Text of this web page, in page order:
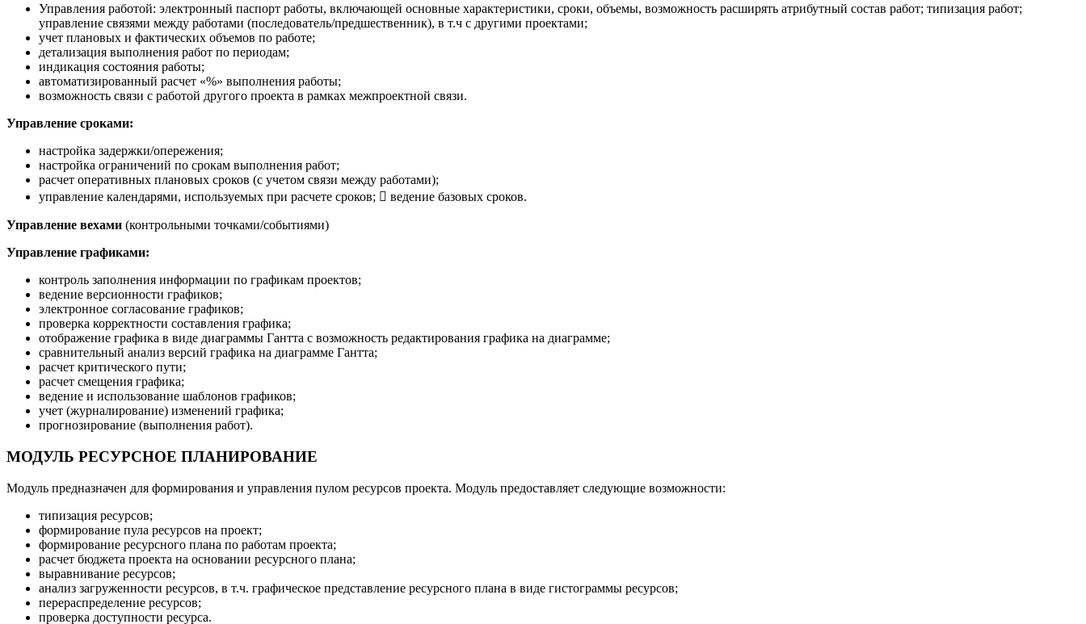
Управления работой: электронный паспорт работы, включающей основные характеристики, сроки, объемы, возможность расширять атрибутный состав работ; типизация работ;
управление связями между работами (последователь/предшественник), в т.ч с другими проектами;
учет плановых и фактических объемов по работе;
детализация выполнения работ по периодам;
индикация состояния работы;
автоматизированный расчет «%» выполнения работы;
возможность связи с работой другого проекта в рамках межпроектной связи.
Управление сроками:
настройка задержки/опережения;
настройка ограничений по срокам выполнения работ;
расчет оперативных плановых сроков (с учетом связи между работами);
управление календарями, используемых при расчете сроков;  ведение базовых сроков.
Управление вехами (контрольными точками/событиями)
Управление графиками:
контроль заполнения информации по графикам проектов;
ведение версионности графиков;
электронное согласование графиков;
проверка корректности составления графика;
отображение графика в виде диаграммы Гантта с возможность редактирования графика на диаграмме;
сравнительный анализ версий графика на диаграмме Гантта;
расчет критического пути;
расчет смещения графика;
ведение и использование шаблонов графиков;
учет (журналирование) изменений графика;
прогнозирование (выполнения работ).
МОДУЛЬ РЕСУРСНОЕ ПЛАНИРОВАНИЕ
Модуль предназначен для формирования и управления пулом ресурсов проекта. Модуль предоставляет следующие возможности:
типизация ресурсов;
формирование пула ресурсов на проект;
формирование ресурсного плана по работам проекта;
расчет бюджета проекта на основании ресурсного плана;
выравнивание ресурсов;
анализ загруженности ресурсов, в т.ч. графическое представление ресурсного плана в виде гистограммы ресурсов;
перераспределение ресурсов;
проверка доступности ресурса.